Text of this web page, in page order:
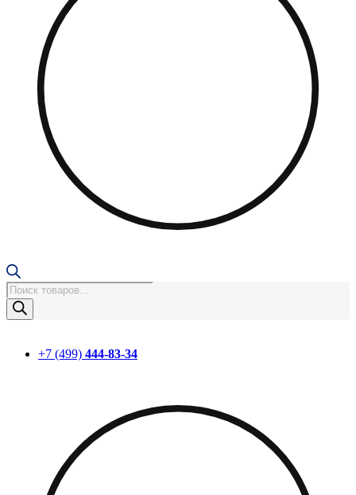
Поиск
товаров
+7 (499) 444-83-34